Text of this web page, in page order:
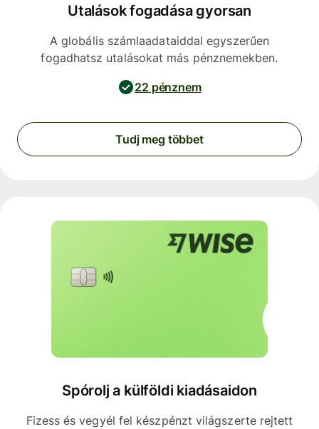
Utalások fogadása gyorsan
A globális számlaadataiddal egyszerűen
fogadhatsz utalásokat más pénznemekben.
22 pénznem
Tudj meg többet
Spórolj a külföldi kiadásaidon
Fizess és vegyél fel készpénzt világszerte rejtett